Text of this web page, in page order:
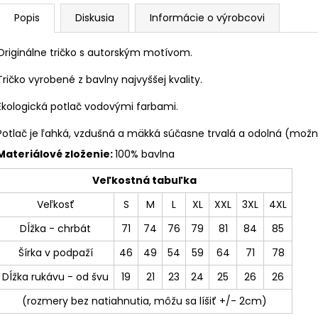
Popis Diskusia Informácie o výrobcovi
tričko s autorským motívom.
vyrobené z bavlny najvyššej kvality.
potlač vodovými farbami.
je ľahká, vzdušná a mäkká súčasne trvalá a odolná
zloženie:100% bavlna
Veľkostná tabuľka
Veľkosť
S M L XL XXL 3XL
4XL
Dĺžka - chrbát
71 74 76 79 81 84
85
Šírka v podpaží
46 49 54 59 64 71
78
Dĺžka rukávu - od švu
19 21 23 24 25 26
26
(rozmery bez natiahnutia, môžu sa líšiť +/- 2cm)